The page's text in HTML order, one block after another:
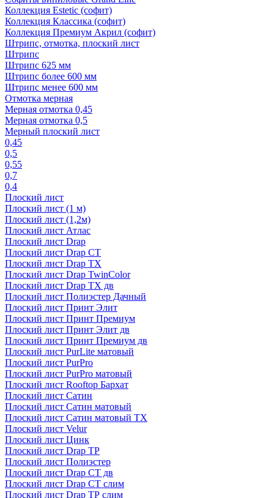
Коллекция Estetic (софит)
Коллекция Классика (софит)
Коллекция Премиум Акрил (софит)
Штрипс, отмотка, плоский лист
Штрипс
Штрипс 625 мм
Штрипс более 600 мм
Штрипс менее 600 мм
Отмотка мерная
Мерная отмотка 0,45
Мерная отмотка 0,5
Мерный плоский лист
0,45
0,5
0,55
0,7
0,4
Плоский лист
Плоский лист (1 м)
Плоский лист (1,2м)
Плоский лист Атлас
Плоский лист Drap
Плоский лист Drap СТ
Плоский лист Drap TX
Плоский лист Drap TwinColor
Плоский лист Drap ТХ дв
Плоский лист Полиэстер Дачный
Плоский лист Принт Элит
Плоский лист Принт Премиум
Плоский лист Принт Элит дв
Плоский лист Принт Премиум дв
Плоский лист PurLite матовый
Плоский лист PurPro
Плоский лист PurPro матовый
Плоский лист Rooftop Бархат
Плоский лист Сатин
Плоский лист Сатин матовый
Плоский лист Сатин матовый TX
Плоский лист Velur
Плоский лист Цинк
Плоский лист Drap ТР
Плоский лист Полиэстер
Плоский лист Drap СТ дв
Плоский лист Drap СТ слим
Плоский лист Drap ТР слим